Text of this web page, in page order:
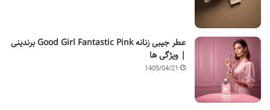
عطر جیبی زنانه Good Girl Fantastic Pink برندینی
| ویژگی ها
1405/04/21